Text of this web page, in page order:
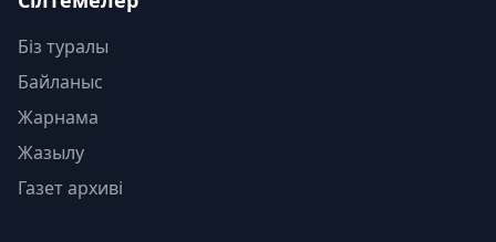
Біз туралы
Байланыс
Жарнама
Жазылу
Газет архиві